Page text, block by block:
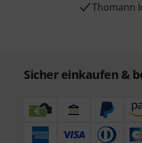
Thomann
Sicher einkaufen &